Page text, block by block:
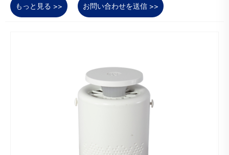
もっと見る >> お問い合わせを送信 >>